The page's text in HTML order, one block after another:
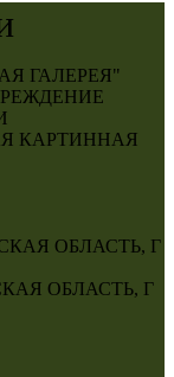
ГАЛЕРЕЯ"
КАРТИННАЯ
ОБЛАСТЬ, Г
ОБЛАСТЬ, Г